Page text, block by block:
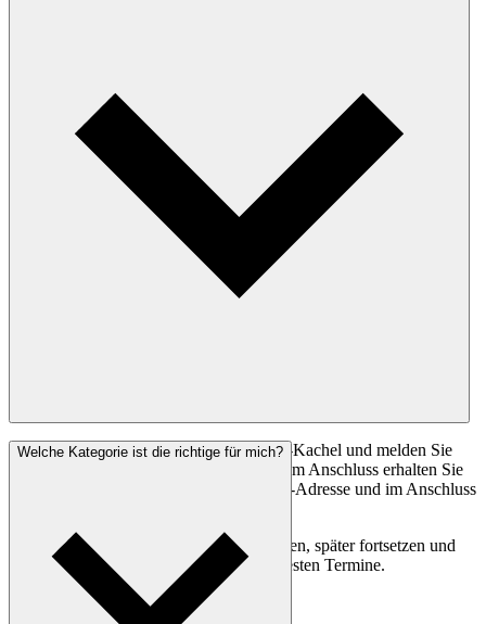
Klicken Sie auf die gewünschte Webinar‑Kachel und melden Sie
sich für den Zugriff auf das Webinar an. Im Anschluss erhalten Sie
eine E-Mail zur Bestätigung Ihrer E-Mail-Adresse und im Anschluss
Sie können das Webinar jederzeit pausieren, später fortsetzen und
Passagen erneut ansehen. Es gibt keine festen Termine.
Welche Kategorie ist die richtige für mich?